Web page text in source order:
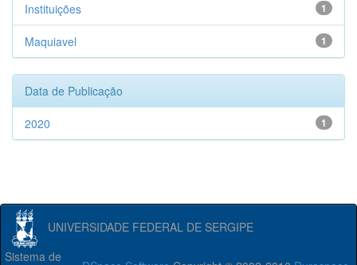
1
Instituições
1
Maquiavel
Data de Publicação
1
2020
UNIVERSIDADE FEDERAL DE SERGIPE
Sistema de